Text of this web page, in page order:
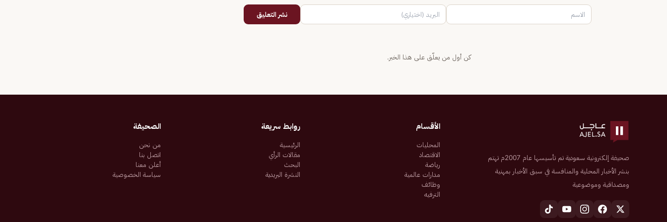
نشر التعليق
كن أول من يعلّق على هذا الخبر.
صحيفة إلكترونية سعودية تم تأسيسها عام 2007م تهتم
بنشر الأخبار المحلية والمنافسة في سبق الأخبار بمهنية
ومصداقية وموضوعية
الأقسام
المحليات
الاقتصاد
رياضة
مدارات عالمية
وظائف
الترفيه
روابط سريعة
الرئيسية
مقالات الرأي
البحث
النشرة البريدية
الصحيفة
من نحن
اتصل بنا
أعلن معنا
سياسة الخصوصية